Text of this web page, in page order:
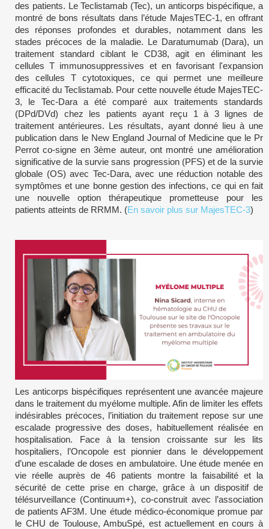
des patients. Le Teclistamab (Tec), un anticorps bispécifique, a
montré de bons résultats dans l’étude MajesTEC-1, en offrant
des réponses profondes et durables, notamment dans les
stades précoces de la maladie. Le Daratumumab (Dara), un
traitement standard ciblant le CD38, agit en éliminant les
cellules T immunosuppressives et en favorisant l'expansion
des cellules T cytotoxiques, ce qui permet une meilleure
efficacité du Teclistamab. Pour cette nouvelle étude MajesTEC-
3, le Tec-Dara a été comparé aux traitements standards
(DPd/DVd) chez les patients ayant reçu 1 à 3 lignes de
traitement antérieures. Les résultats, ayant donné lieu à une
publication dans le New England Journal of Medicine que le Pr
Perrot co-signe en 3ème auteur, ont montré une amélioration
significative de la survie sans progression (PFS) et de la survie
globale (OS) avec Tec-Dara, avec une réduction notable des
symptômes et une bonne gestion des infections, ce qui en fait
une nouvelle option thérapeutique prometteuse pour les
patients atteints de RRMM. (En savoir plus sur MajesTEC-3)
Les anticorps bispécifiques représentent une avancée majeure
dans le traitement du myélome multiple. Afin de limiter les effets
indésirables précoces, l’initiation du traitement repose sur une
escalade progressive des doses, habituellement réalisée en
hospitalisation. Face à la tension croissante sur les lits
hospitaliers, l’Oncopole est pionnier dans le développement
d’une escalade de doses en ambulatoire. Une étude menée en
vie réelle auprès de 46 patients montre la faisabilité et la
sécurité de cette prise en charge, grâce à un dispositif de
télésurveillance (Continuum+), co-construit avec l’association
de patients AF3M. Une étude médico-économique promue par
le CHU de Toulouse, AmbuSpé, est actuellement en cours à